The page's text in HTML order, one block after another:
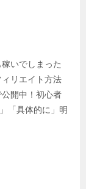
稼いでしまった
ィリエイト方法
公開中！初心者
「具体的に」明